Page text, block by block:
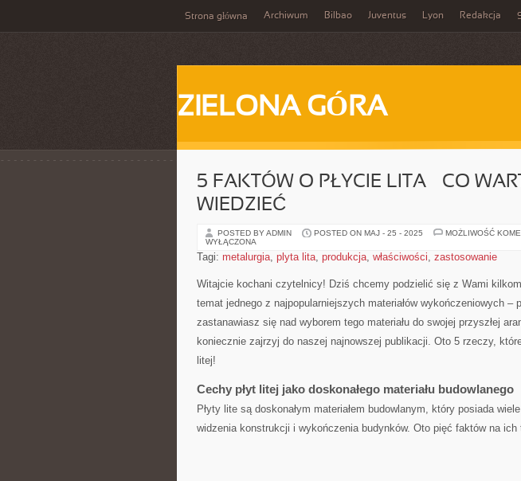
Strona główna Archiwum Bilbao Juventus Lyon Redakcja
ZIELONA GÓRA
5 FAKTÓW O PŁYCIE LITA – CO
WIEDZIEĆ
POSTED BY ADMIN POSTED ON MAJ - 25 - 2025 MOŻLIWOŚĆ
WYŁĄCZONA
Tagi: metalurgia, plyta lita, produkcja, właściwości, zastosowanie
Witajcie kochani czytelnicy! Dziś chcemy podzielić się z Wami
temat ⁢jednego z najpopularniejszych materiałów wykończeniowych –
zastanawiasz się nad wyborem tego materiału do swojej przyszłej
koniecznie zajrzyj do naszej najnowszej publikacji. Oto ⁤5 ⁤rzeczy,⁣
litej!
Cechy płyt litej jako doskonałego materiału budowlanego
Płyty lite są doskonałym materiałem budowlanym, który posiada
widzenia konstrukcji i wykończenia budynków. Oto ⁤pięć faktów na ich